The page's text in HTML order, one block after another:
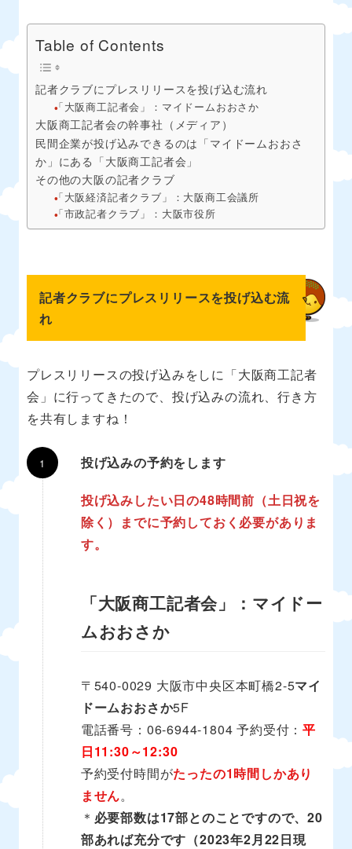
Table of Contents
記者クラブにプレスリリースを投げ込む流れ
「大阪商工記者会」：マイドームおおさか
大阪商工記者会の幹事社（メディア）
民間企業が投げ込みできるのは「マイドームおおさ
か」にある「大阪商工記者会」
その他の大阪の記者クラブ
「大阪経済記者クラブ」：大阪商工会議所
「市政記者クラブ」：大阪市役所
記者クラブにプレスリリースを投げ込む流
れ
プレスリリースの投げ込みをしに「大阪商工記者
会」に行ってきたので、投げ込みの流れ、行き方
を共有しますね！
投げ込みの予約をします
投げ込みしたい日の48時間前（土日祝を
除く）までに予約しておく必要がありま
す。
「大阪商工記者会」：マイドー
ムおおさか
〒540-0029 大阪市中央区本町橋2-5マイ
ドームおおさか5F
電話番号：06-6944-1804 予約受付：平
日11:30～12:30
予約受付時間がたったの1時間しかあり
ません。
＊ 必要部数は17部とのことですので、20
部あれば充分です（2023年2月22日現